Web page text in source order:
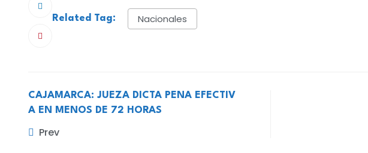
Related Tag: Nacionales
CAJAMARCA: JUEZA DICTA PENA EFECTIV
A EN MENOS DE 72 HORAS
Prev